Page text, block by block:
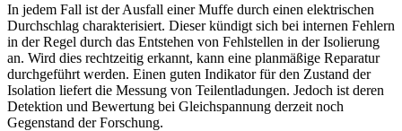
In jedem Fall ist der Ausfall einer Muffe durch einen elektrischen
Durchschlag charakterisiert. Dieser kündigt sich bei internen Fehlern
in der Regel durch das Entstehen von Fehlstellen in der Isolierung
an. Wird dies rechtzeitig erkannt, kann eine planmäßige Reparatur
durchgeführt werden. Einen guten Indikator für den Zustand der
Isolation liefert die Messung von Teilentladungen. Jedoch ist deren
Detektion und Bewertung bei Gleichspannung derzeit noch
Gegenstand der Forschung.